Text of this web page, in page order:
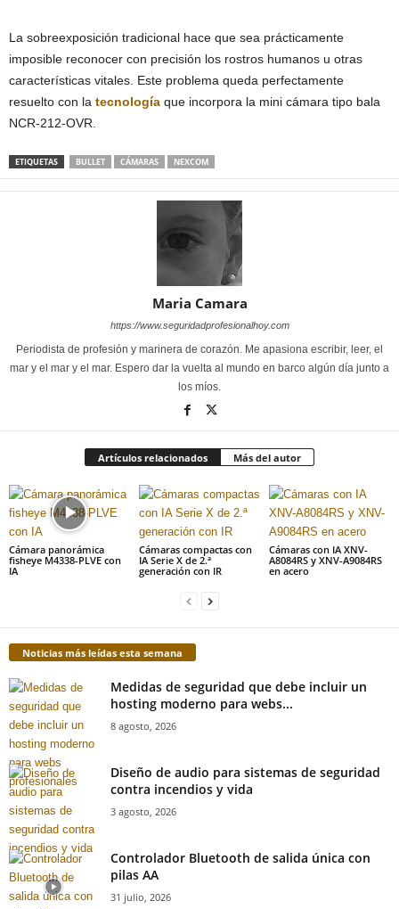
La sobreexposición tradicional hace que sea prácticamente
imposible reconocer con precisión los rostros humanos u otras
características vitales. Este problema queda perfectamente
resuelto con la tecnología que incorpora la mini cámara tipo bala
NCR-212-OVR.
ETIQUETAS BULLET CÁMARAS NEXCOM
Maria Camara
https://www.seguridadprofesionalhoy.com
Periodista de profesión y marinera de corazón. Me apasiona escribir, leer, el
mar y el mar y el mar. Espero dar la vuelta al mundo en barco algún día junto a
los míos.
Artículos relacionados Más del autor
Cámara panorámica
fisheye M4338-PLVE con
IA
Cámaras compactas con
IA Serie X de 2.ª
generación con IR
Cámaras con IA XNV-
A8084RS y XNV-A9084RS
en acero
Noticias más leídas esta semana
Medidas de seguridad que debe incluir un
hosting moderno para webs...
8 agosto, 2026
Diseño de audio para sistemas de seguridad
contra incendios y vida
3 agosto, 2026
Controlador Bluetooth de salida única con
pilas AA
31 julio, 2026